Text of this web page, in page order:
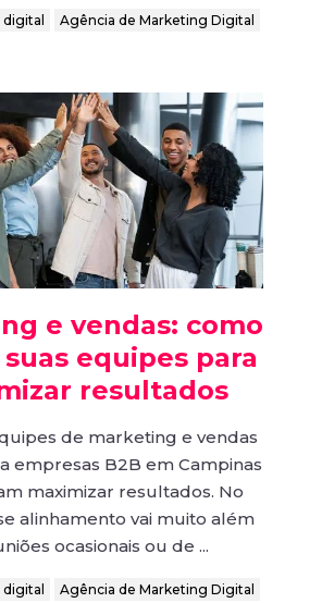
Agência de Marketing Digital
e vendas: como
equipes para
resultados
de marketing e vendas
empresas B2B em Campinas
maximizar resultados. No
alinhamento vai muito além
ocasionais ou de ...
Agência de Marketing Digital